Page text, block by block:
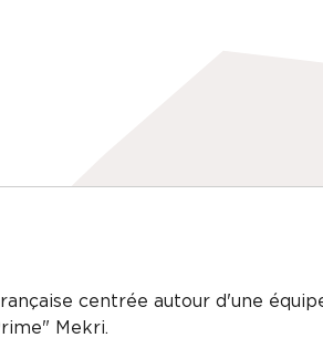
centrée autour d'une
Mekri.